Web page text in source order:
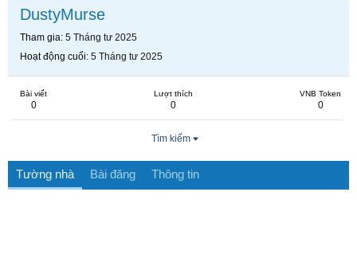
DustyMurse
Tham gia 5 Tháng tư 2025
Hoạt động cuối 5 Tháng tư 2025
Bài viết
0
Lượt thích
0
VNB Token
0
Tìm kiếm
Tường nhà Bài đăng Thông tin